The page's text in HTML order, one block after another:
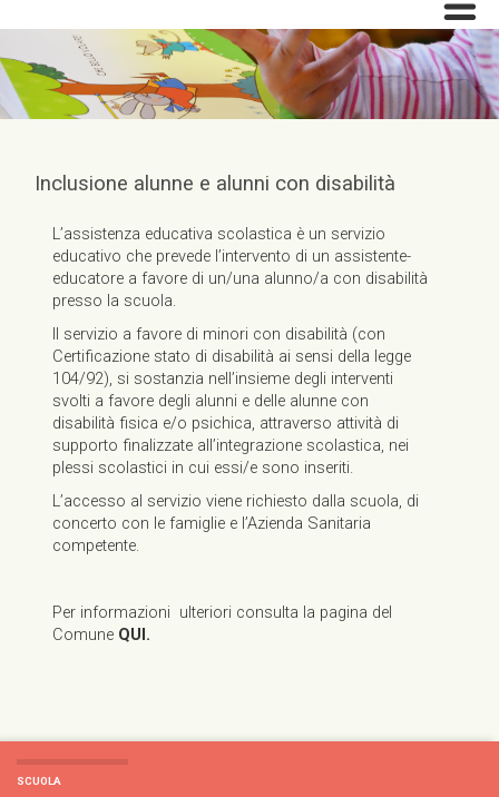
Inclusione alunne e alunni con disabilità
L’assistenza educativa scolastica è un servizio
educativo che prevede l’intervento di un assistente-
educatore a favore di un/una alunno/a con disabilità
presso la scuola.
Il servizio a favore di minori con disabilità (con
Certificazione stato di disabilità ai sensi della legge
104/92), si sostanzia nell’insieme degli interventi
svolti a favore degli alunni e delle alunne con
disabilità fisica e/o psichica, attraverso attività di
supporto finalizzate all’integrazione scolastica, nei
plessi scolastici in cui essi/e sono inseriti.
L’accesso al servizio viene richiesto dalla scuola, di
concerto con le famiglie e l’Azienda Sanitaria
competente.
Per informazioni ulteriori consulta la pagina del
Comune QUI.
SCUOLA